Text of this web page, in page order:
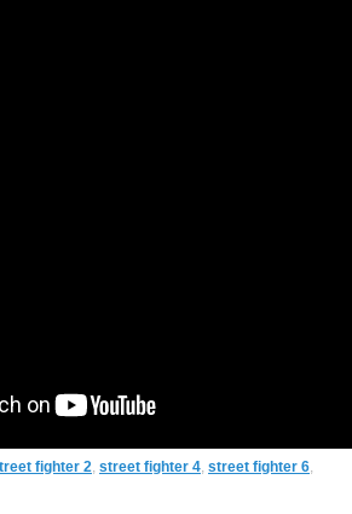
fighter 2 street fighter 4 street fighter 6